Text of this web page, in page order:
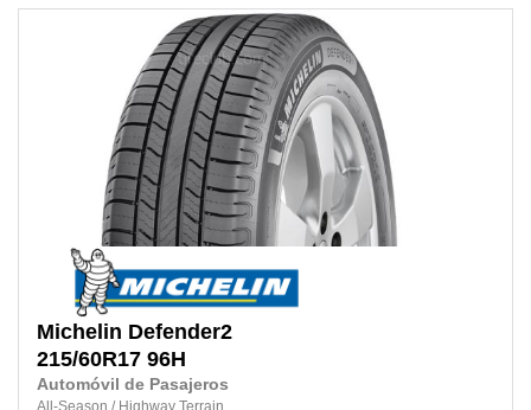
Michelin Defender2
215/60R17 96H
Automóvil de Pasajeros